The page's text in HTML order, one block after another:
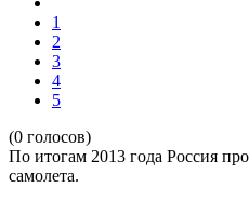
1
2
3
4
5
(0 голосов)
По итогам 2013 года Россия
самолета.